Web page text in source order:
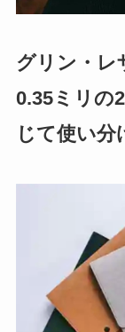
グリン・レ
0.35ミリの
じて使い分